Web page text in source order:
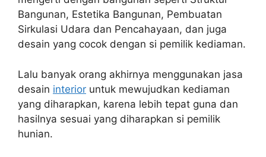
Bangunan, Estetika Bangunan, Pembuatan
Sirkulasi Udara dan Pencahayaan, dan juga
desain yang cocok dengan si pemilik kediaman.
Lalu banyak orang akhirnya menggunakan jasa
desain interior untuk mewujudkan kediaman
yang diharapkan, karena lebih tepat guna dan
hasilnya sesuai yang diharapkan si pemilik
hunian.